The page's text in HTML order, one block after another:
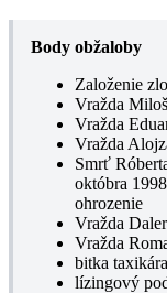
Body obžaloby
Založenie
Vražda
Vražda
Vražda
Smrť
októbra
ohrozenie
Vražda
Vražda
bitka taxikára
lízingový